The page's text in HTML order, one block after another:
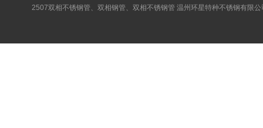
2507双相不锈钢管、双相钢管、双相不锈钢管 温州环星特种不锈钢有限